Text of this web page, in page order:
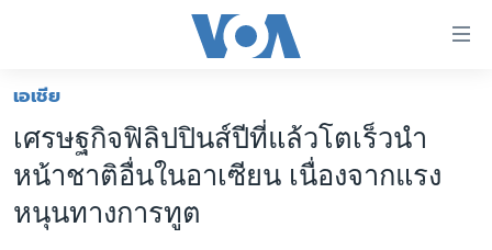
ต่อ
ไป
เนื้อหา
หลัก
โลก
เอเชีย
สหรัฐฯ
เอเชีย
เศรษฐกิจฟิลิปปินส์ปีที่แล้วโตเร็วนำ
หน้าชาติอื่นในอาเซียน เนื่องจากแรง
หนุนทางการทูต